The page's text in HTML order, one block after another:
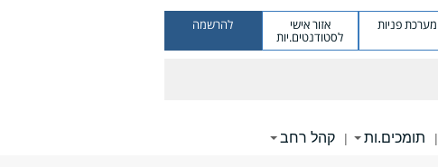
מערכת פניות אזור אישי
לסטודנטים.יות
להרשמה
| תומכים.ות | קהל רחב